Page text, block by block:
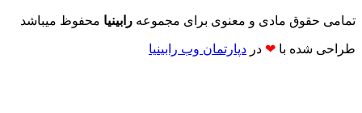
تمامی حقوق مادی و معنوی برای مجموعه رابینیا محفوظ میباشد
طراحی شده با ❤ در دپارتمان وب رابینیا​​